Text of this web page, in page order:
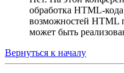
обработка HTML-
возможностей HTML
может быть
Вернуться к началу